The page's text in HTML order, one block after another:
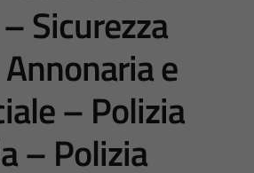
Sicurezza
e
– Polizia
– Polizia